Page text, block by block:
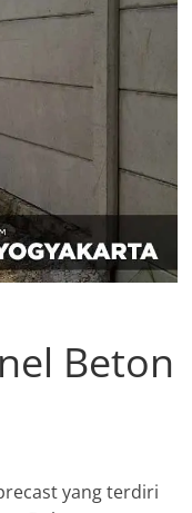
Beton
yang terdiri